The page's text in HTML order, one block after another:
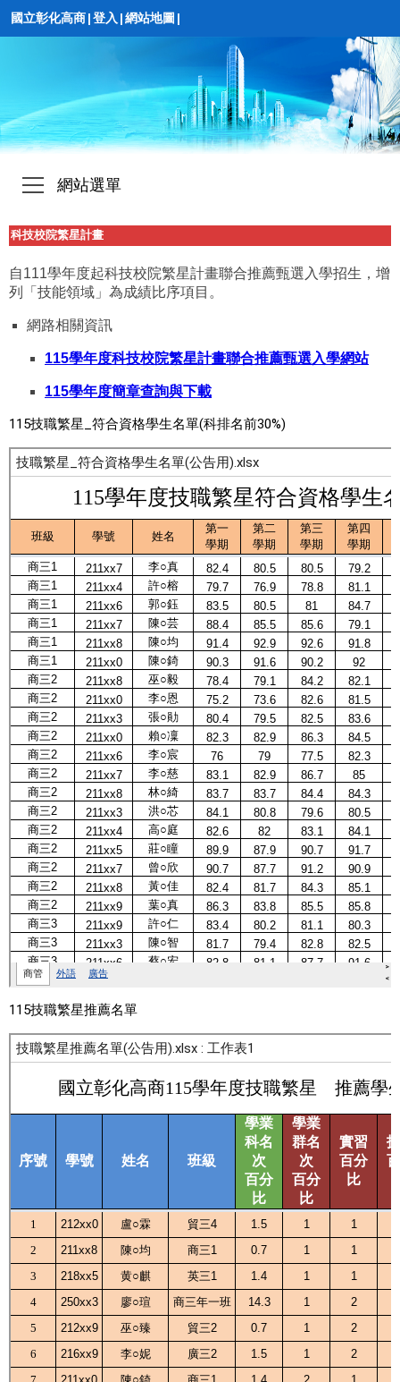
國立彰化高商|登入 |網站地圖 |
網站選單
科技校院繁星計畫
自111學年度起科技校院繁星計畫聯合推薦甄選入學招生，增
列「技能領域」為成績比序項目。
網路相關資訊
115學年度科技校院繁星計畫聯合推薦甄選入學網站
115學年度簡章查詢與下載
115技職繁星_符合資格學生名單(科排名前30%)
115技職繁星推薦名單